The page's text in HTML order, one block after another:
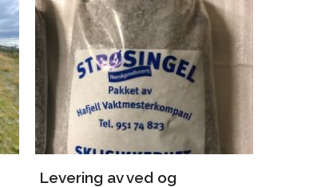
Levering av ved og